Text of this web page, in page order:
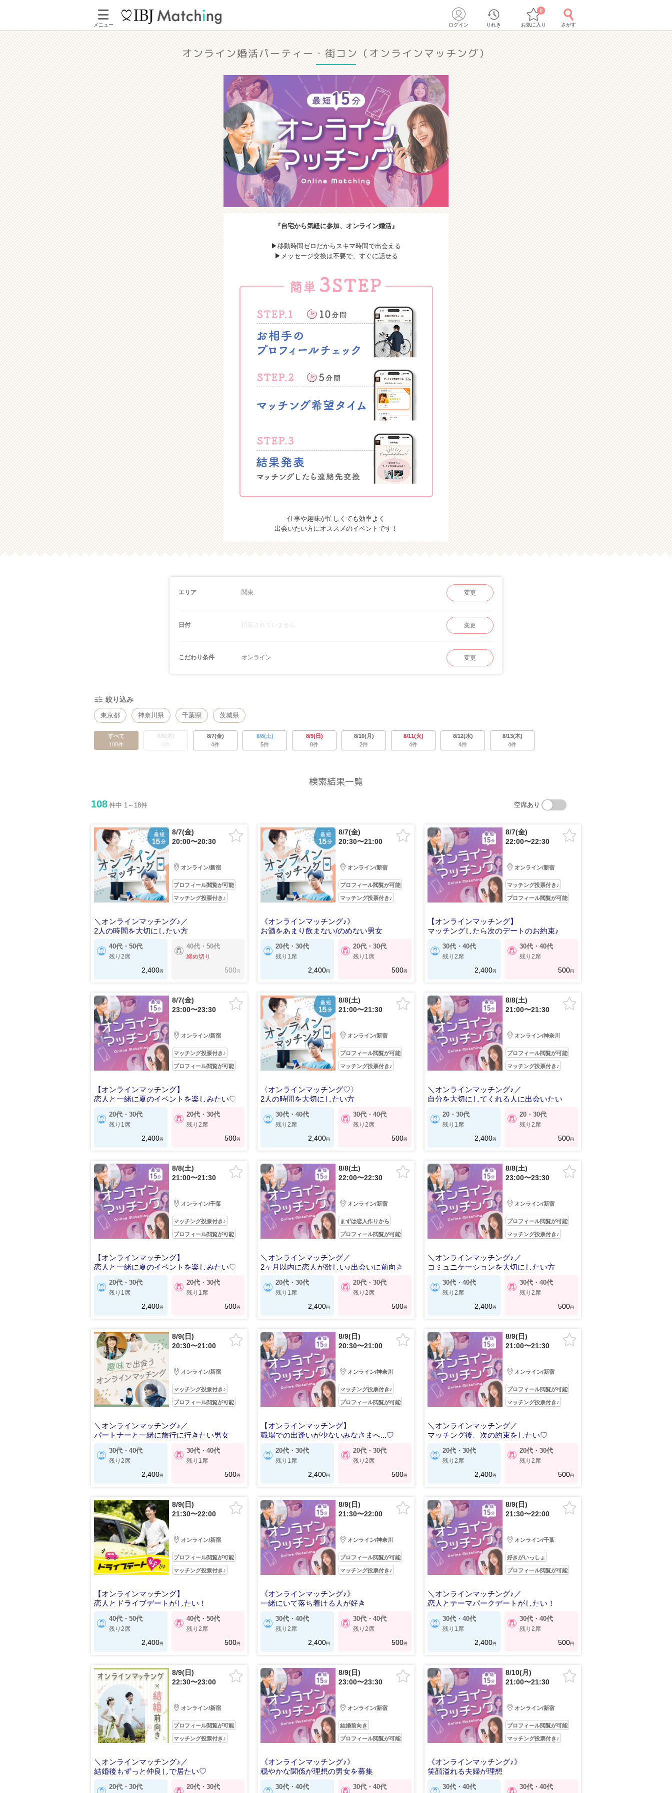
メニュー ログイン りれき お気に入り
0
さがす
オンライン婚活パーティー・街コン（オンラインマッチング）
『自宅から気軽に参加、オンライン婚活』
▶移動時間ゼロだからスキマ時間で出会える
▶メッセージ交換は不要で、すぐに話せる
仕事や趣味が忙しくても効率よく
出会いたい方にオススメのイベントです！
エリア 関東 変更
日付 指定されていません 変更
こだわり条件 オンライン 変更
絞り込み
東京都 神奈川県 千葉県 茨城県
すべて
108件
8/6(木)
0件
8/7(金)
4件
8/8(土)
5件
8/9(日)
8件
8/10(月)
2件
8/11(火)
4件
8/12(水)
4件
8/13(木)
4件
検索結果一覧
108 件中 1～18件 空席あり
8/7(金)
20:00〜20:30
オンライン/新宿
プロフィール閲覧が可能
マッチング投票付き♪
＼オンラインマッチング♪／
2人の時間を大切にしたい方
40代・50代
残り2席
2,400円
40代・50代
締め切り
500 円
8/7(金)
20:30〜21:00
オンライン/新宿
プロフィール閲覧が可能
マッチング投票付き♪
《オンラインマッチング♪》
お酒をあまり飲まない/のめない男女
20代・30代
残り1席
2,400円
20代・30代
残り1席
500円
8/7(金)
22:00〜22:30
オンライン/新宿
マッチング投票付き♪
プロフィール閲覧が可能
【オンラインマッチング】
マッチングしたら次のデートのお約束♪
30代・40代
残り2席
2,400円
30代・40代
残り2席
500円
8/7(金)
23:00〜23:30
オンライン/新宿
マッチング投票付き♪
プロフィール閲覧が可能
【オンラインマッチング】
恋人と一緒に夏のイベントを楽しみたい♡
20代・30代
残り1席
2,400円
20代・30代
残り2席
500円
8/8(土)
21:00〜21:30
オンライン/新宿
プロフィール閲覧が可能
マッチング投票付き♪
〈オンラインマッチング♡〉
2人の時間を大切にしたい方
30代・40代
残り2席
2,400円
30代・40代
残り2席
500円
8/8(土)
21:00〜21:30
オンライン/神奈川
プロフィール閲覧が可能
マッチング投票付き♪
＼オンラインマッチング♪／
自分を大切にしてくれる人に出会いたい
20・30代
残り1席
2,400円
20・30代
残り2席
500円
8/8(土)
21:00〜21:30
オンライン/千葉
マッチング投票付き♪
プロフィール閲覧が可能
【オンラインマッチング】
恋人と一緒に夏のイベントを楽しみたい♡
20代・30代
残り1席
2,400円
20代・30代
残り1席
500円
8/8(土)
22:00〜22:30
オンライン/新宿
まずは恋人作りから
プロフィール閲覧が可能
＼オンラインマッチング／
2ヶ月以内に恋人が欲しい♪出会いに前向きな
20代・30代
残り1席
2,400円
20代・30代
残り2席
500円
8/8(土)
23:00〜23:30
オンライン/新宿
プロフィール閲覧が可能
マッチング投票付き♪
＼オンラインマッチング♪／
コミュニケーションを大切にしたい方
30代・40代
残り2席
2,400円
30代・40代
残り2席
500円
8/9(日)
20:30〜21:00
オンライン/新宿
マッチング投票付き♪
プロフィール閲覧が可能
＼オンラインマッチング♪／
パートナーと一緒に旅行に行きたい男女
30代・40代
残り2席
2,400円
30代・40代
残り1席
500円
8/9(日)
20:30〜21:00
オンライン/神奈川
マッチング投票付き♪
プロフィール閲覧が可能
【オンラインマッチング】
職場での出逢いが少ないみなさまへ...♡
20代・30代
残り1席
2,400円
20代・30代
残り2席
500円
8/9(日)
21:00〜21:30
オンライン/新宿
プロフィール閲覧が可能
マッチング投票付き♪
＼オンラインマッチング／
マッチング後、次の約束をしたい♡
20代・30代
残り2席
2,400円
20代・30代
残り2席
500円
8/9(日)
21:30〜22:00
オンライン/新宿
プロフィール閲覧が可能
マッチング投票付き♪
【オンラインマッチング】
恋人とドライブデートがしたい！
40代・50代
残り2席
2,400円
40代・50代
残り2席
500円
8/9(日)
21:30〜22:00
オンライン/神奈川
プロフィール閲覧が可能
マッチング投票付き♪
《オンラインマッチング♪》
一緒にいて落ち着ける人が好き
30代・40代
残り2席
2,400円
30代・40代
残り2席
500円
8/9(日)
21:30〜22:00
オンライン/千葉
好きがいっしょ
プロフィール閲覧が可能
＼オンラインマッチング♪／
恋人とテーマパークデートがしたい！
30代・40代
残り1席
2,400円
30代・40代
残り2席
500円
8/9(日)
22:30〜23:00
オンライン/新宿
プロフィール閲覧が可能
マッチング投票付き♪
＼オンラインマッチング♪／
結婚後もずっと仲良しで居たい♡
20代・30代 20代・30代
8/9(日)
23:00〜23:30
オンライン/新宿
結婚前向き
プロフィール閲覧が可能
《オンラインマッチング♪》
穏やかな関係が理想の男女を募集
30代・40代 30代・40代
8/10(月)
21:00〜21:30
オンライン/新宿
プロフィール閲覧が可能
マッチング投票付き♪
《オンラインマッチング♪》
笑顔溢れる夫婦が理想
30代・40代 30代・40代